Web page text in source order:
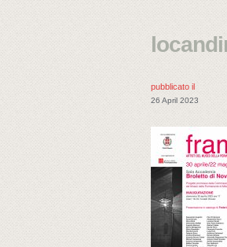
pubblicato il
26 April 2023